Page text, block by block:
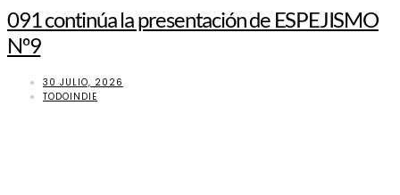
091 continúa la presentación de ESPEJISMO
Nº9
30 JULIO, 2026
TODOINDIE